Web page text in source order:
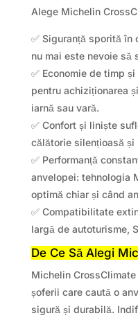
Alege Michelin
✅ Siguranță sporită
nu mai este nevoie să
✅ Economie de timp
pentru achiziționarea
iarnă sau vară.
✅ Confort și liniște
călătorie silențioasă
✅ Performanță
anvelopei: tehnologia
optimă chiar și când
✅ Compatibilitate
largă de autoturisme,
De Ce Să Alegi
Michelin
șoferii care caută o
sigură și durabilă.